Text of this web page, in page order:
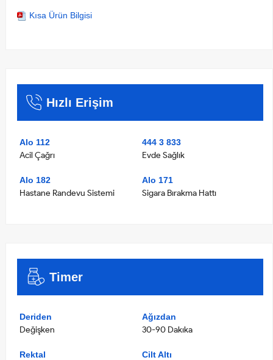
Kısa Ürün Bilgisi
Hızlı Erişim
Alo 112
Acil Çağrı
444 3 833
Evde Sağlık
Alo 182
Hastane Randevu Sistemi
Alo 171
Sigara Bırakma Hattı
Timer
Deriden
Değişken
Ağızdan
30-90 Dakıka
Rektal Cilt Altı